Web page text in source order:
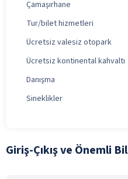
Çamaşırhane
Tur/bilet hizmetleri
Ücretsiz valesiz otopark
Ücretsiz kontinental kahvaltı
Danışma
Sineklikler
Giriş-Çıkış ve Önemli